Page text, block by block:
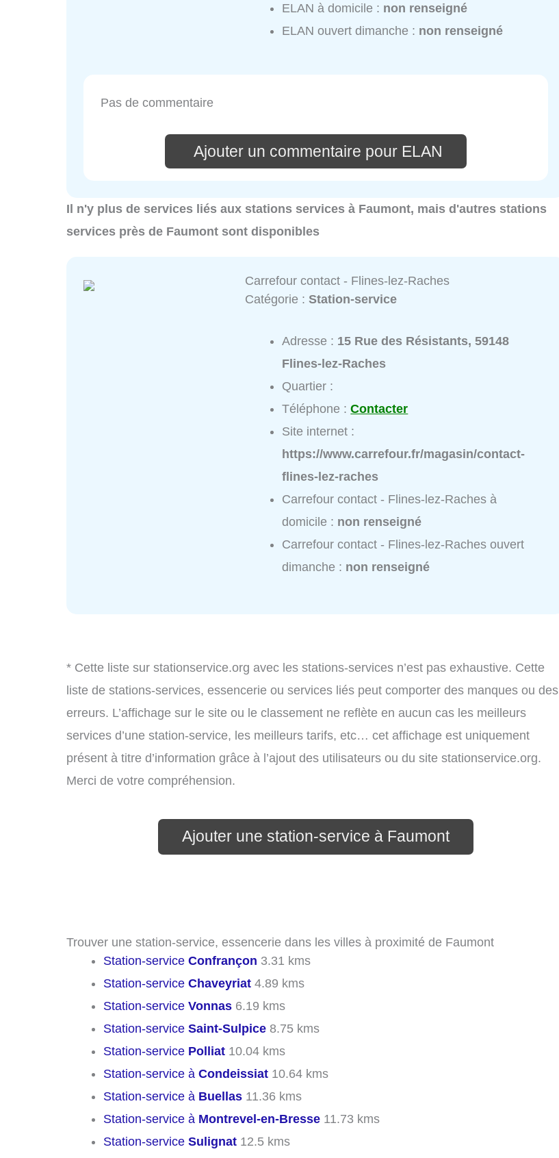
ELAN à domicile : non renseigné
ELAN ouvert dimanche : non renseigné
Pas de commentaire
Ajouter un commentaire pour ELAN
Il n'y plus de services liés aux stations services à Faumont, mais d'autres stations
services près de Faumont sont disponibles
Carrefour contact - Flines-lez-Raches
Catégorie :Station-service
Adresse : 15 Rue des Résistants, 59148
Flines-lez-Raches
Quartier :
Téléphone :Contacter
Site internet :
https://www.carrefour.fr/magasin/contact-
flines-lez-raches
Carrefour contact - Flines-lez-Raches à
domicile : non renseigné
Carrefour contact - Flines-lez-Raches ouvert
dimanche : non renseigné
* Cette liste sur stationservice.org avec les stations-services n’est pas exhaustive. Cette
liste de stations-services, essencerie ou services liés peut comporter des manques ou des
erreurs. L’affichage sur le site ou le classement ne reflète en aucun cas les meilleurs
services d’une station-service, les meilleurs tarifs, etc… cet affichage est uniquement
présent à titre d’information grâce à l’ajout des utilisateurs ou du site stationservice.org.
Merci de votre compréhension.
Ajouter une station-service à Faumont
Trouver une station-service, essencerie dans les villes à proximité de Faumont
Station-service Confrançon 3.31 kms
Station-service Chaveyriat 4.89 kms
Station-service Vonnas 6.19 kms
Station-service Saint-Sulpice 8.75 kms
Station-service Polliat 10.04 kms
Station-service à Condeissiat 10.64 kms
Station-service à Buellas 11.36 kms
Station-service à Montrevel-en-Bresse 11.73 kms
Station-service Sulignat 12.5 kms